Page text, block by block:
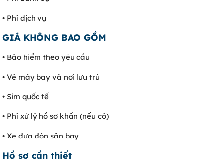
• Phí dịch vụ
GIÁ KHÔNG BAO GỒM
• Bảo hiểm theo yêu cầu
• Vé máy bay và nơi lưu trú
• Sim quốc tế
• Phí xử lý hồ sơ khẩn (nếu có)
• Xe đưa đón sân bay
Hồ sơ cần thiết